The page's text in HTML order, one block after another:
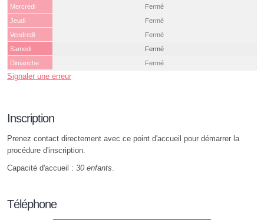
Mercredi
Fermé
Jeudi
Fermé
Vendredi
Fermé
Samedi
Fermé
Dimanche
Fermé
Signaler une erreur
Inscription
Prenez contact directement avec ce point d'accueil pour démarrer la
procédure d'inscription.
Capacité d'accueil : 30 enfants.
Téléphone